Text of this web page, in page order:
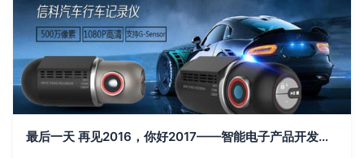
最后一天 再见2016，你好2017——智能电子产品开发的回顾与展望